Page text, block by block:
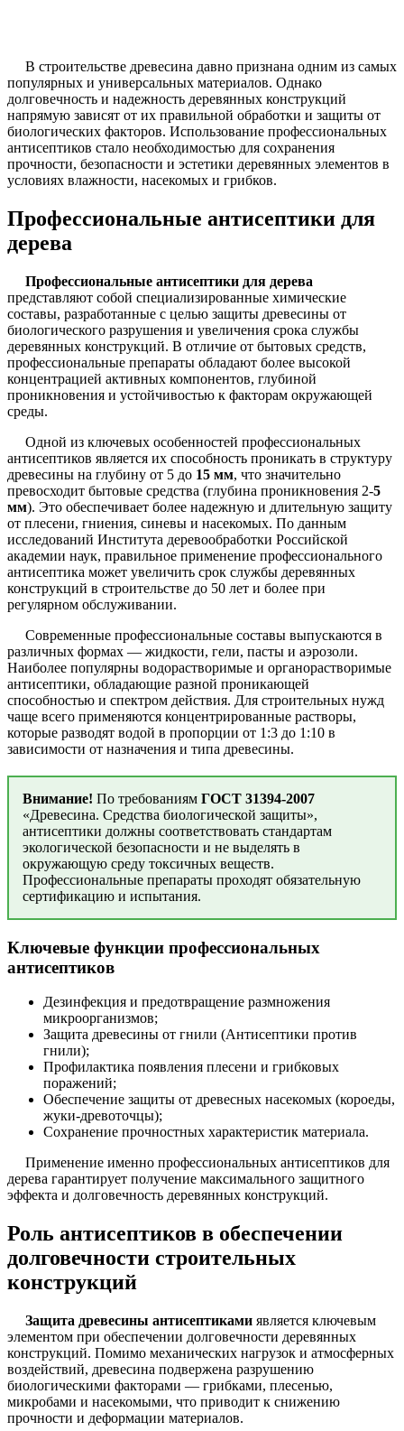
В строительстве древесина давно признана одним из самых
популярных и универсальных материалов. Однако
долговечность и надежность деревянных конструкций
напрямую зависят от их правильной обработки и защиты от
биологических факторов. Использование профессиональных
антисептиков стало необходимостью для сохранения
прочности, безопасности и эстетики деревянных элементов в
условиях влажности, насекомых и грибков.
Профессиональные антисептики для
дерева
Профессиональные антисептики для дерева
представляют собой специализированные химические
составы, разработанные с целью защиты древесины от
биологического разрушения и увеличения срока службы
деревянных конструкций. В отличие от бытовых средств,
профессиональные препараты обладают более высокой
концентрацией активных компонентов, глубиной
проникновения и устойчивостью к факторам окружающей
среды.
Одной из ключевых особенностей профессиональных
антисептиков является их способность проникать в структуру
древесины на глубину от 5 до 15 мм, что значительно
превосходит бытовые средства (глубина проникновения 2-5
мм). Это обеспечивает более надежную и длительную защиту
от плесени, гниения, синевы и насекомых. По данным
исследований Института деревообработки Российской
академии наук, правильное применение профессионального
антисептика может увеличить срок службы деревянных
конструкций в строительстве до 50 лет и более при
регулярном обслуживании.
Современные профессиональные составы выпускаются в
различных формах — жидкости, гели, пасты и аэрозоли.
Наиболее популярны водорастворимые и органорастворимые
антисептики, обладающие разной проникающей
способностью и спектром действия. Для строительных нужд
чаще всего применяются концентрированные растворы,
которые разводят водой в пропорции от 1:3 до 1:10 в
зависимости от назначения и типа древесины.
Внимание! По требованиям ГОСТ 31394-2007
«Древесина. Средства биологической защиты»,
антисептики должны соответствовать стандартам
экологической безопасности и не выделять в
окружающую среду токсичных веществ.
Профессиональные препараты проходят обязательную
сертификацию и испытания.
Ключевые функции профессиональных
антисептиков
Дезинфекция и предотвращение размножения
микроорганизмов;
Защита древесины от гнили (Антисептики против
гнили);
Профилактика появления плесени и грибковых
поражений;
Обеспечение защиты от древесных насекомых (короеды,
жуки-древоточцы);
Сохранение прочностных характеристик материала.
Применение именно профессиональных антисептиков для
дерева гарантирует получение максимального защитного
эффекта и долговечность деревянных конструкций.
Роль антисептиков в обеспечении
долговечности строительных
конструкций
Защита древесины антисептиками является ключевым
элементом при обеспечении долговечности деревянных
конструкций. Помимо механических нагрузок и атмосферных
воздействий, древесина подвержена разрушению
биологическими факторами — грибками, плесенью,
микробами и насекомыми, что приводит к снижению
прочности и деформации материалов.